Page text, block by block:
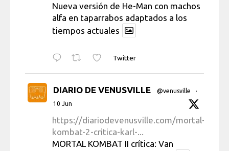
Nueva versión de He-Man con machos
alfa en taparrabos adaptados a los
tiempos actuales
Twitter
DIARIO DE VENUSVILLE @venusville
·
10 Jun
https://diariodevenusville.com/mortal-
kombat-2-critica-karl-...
MORTAL KOMBAT II crítica: Van